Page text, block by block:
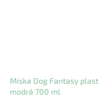
Miska Dog Fantasy plast
modrá 700 ml